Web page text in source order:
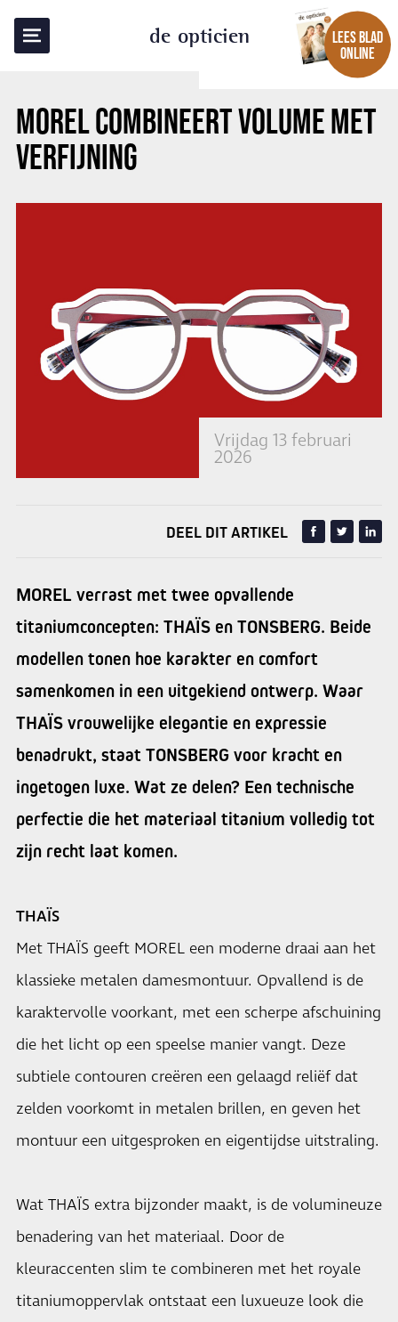
de opticien
LEES BLAD
ONLINE
MOREL COMBINEERT VOLUME MET
VERFIJNING
Vrijdag 13 februari
2026
TERUG NAAR OVERZICHT
DEEL DIT ARTIKEL
MOREL verrast met twee opvallende
titaniumconcepten: THAÏS en TONSBERG. Beide
modellen tonen hoe karakter en comfort
samenkomen in een uitgekiend ontwerp. Waar
THAÏS vrouwelijke elegantie en expressie
benadrukt, staat TONSBERG voor kracht en
ingetogen luxe. Wat ze delen? Een technische
perfectie die het materiaal titanium volledig tot
zijn recht laat komen.
THAÏS
Met THAÏS geeft MOREL een moderne draai aan het
klassieke metalen damesmontuur. Opvallend is de
karaktervolle voorkant, met een scherpe afschuining
die het licht op een speelse manier vangt. Deze
subtiele contouren creëren een gelaagd reliëf dat
zelden voorkomt in metalen brillen, en geven het
montuur een uitgesproken en eigentijdse uitstraling.
Wat THAÏS extra bijzonder maakt, is de volumineuze
benadering van het materiaal. Door de
kleuraccenten slim te combineren met het royale
titaniumoppervlak ontstaat een luxueuze look die